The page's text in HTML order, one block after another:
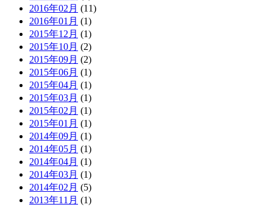
2016年02月 (11)
2016年01月 (1)
2015年12月 (1)
2015年10月 (2)
2015年09月 (2)
2015年06月 (1)
2015年04月 (1)
2015年03月 (1)
2015年02月 (1)
2015年01月 (1)
2014年09月 (1)
2014年05月 (1)
2014年04月 (1)
2014年03月 (1)
2014年02月 (5)
2013年11月 (1)